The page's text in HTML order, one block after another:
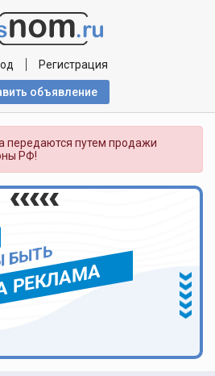
Регистрация
объявлениe
передаются путем продажи
РФ!
РЕКЛАМА